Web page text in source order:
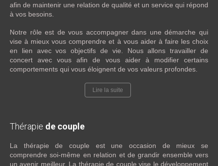
afin de maintenir une relation de qualité et un service qui répond
à vos besoins.
Notre rôle est de vous accompagner dans une démarche qui
vise à mieux vous comprendre et à vous aider à faire les choix
en lien avec vos objectifs de vie. Nous allons travailler de
concert avec vous afin de vous aider à modifier certains
comportements qui vous éloignent de vos valeurs profondes.
Lire la suite
Thérapie de couple
La thérapie de couple est une occasion de mieux se
comprendre soi-même en relation et de grandir ensemble vers
un avenir meilleur. La thérapie de couple vise le développement